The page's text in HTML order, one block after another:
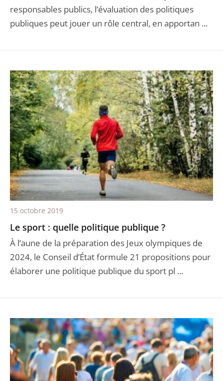
responsables publics, l’évaluation des politiques
publiques peut jouer un rôle central, en apportan ...
Le sport : quelle politique publique ?
À l’aune de la préparation des Jeux olympiques de
2024, le Conseil d’État formule 21 propositions pour
élaborer une politique publique du sport pl ...
15 octobre 2019